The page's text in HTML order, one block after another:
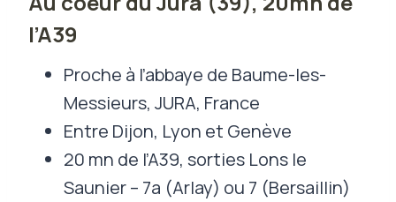
l’A39
Proche à l’abbaye de Baume-les-
Messieurs, JURA, France
Entre Dijon, Lyon et Genève
20 mn de l’A39, sorties Lons le
Saunier – 7a (Arlay) ou 7 (Bersaillin)